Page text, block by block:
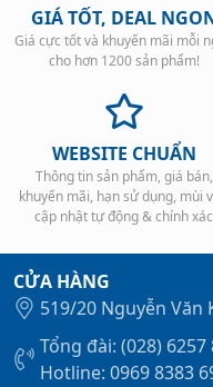
GIÁ TỐT, DEAL
Giá cực tốt và khuyến mãi mỗi
cho hơn 1200 sản phẩm!
WEBSITE CHUẨN
Thông tin sản phẩm, giá bán,
khuyến mãi, hạn sử dụng, mùi
cập nhật tự động & chính xác
CỬA HÀNG
519/20 Nguyễn Văn
Tổng đài: (028) 6257
Hotline: 0969 8383